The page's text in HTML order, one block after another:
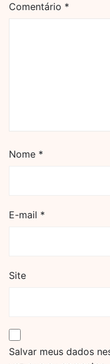
Comentário *
Nome *
E-mail *
Site
Salvar meus dados